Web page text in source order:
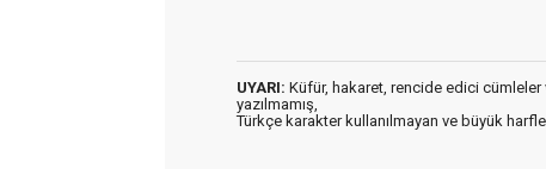
UYARI: Küfür, hakaret, rencide edici cümleler
yazılmamış,
Türkçe karakter kullanılmayan ve büyük